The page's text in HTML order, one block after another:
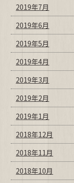
2019年7月
2019年6月
2019年5月
2019年4月
2019年3月
2019年2月
2019年1月
2018年12月
2018年11月
2018年10月